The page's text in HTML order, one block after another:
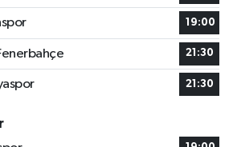
19:00
21:30
21:30